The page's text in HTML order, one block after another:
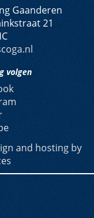
Gaanderen
21
.nl
volgen
and hosting by